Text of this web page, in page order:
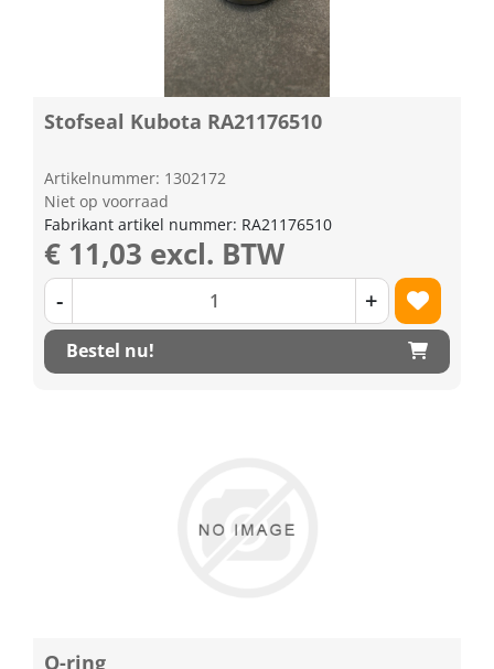
Stofseal Kubota RA21176510
Artikelnummer: 1302172
Niet op voorraad
Fabrikant artikel nummer: RA21176510
€ 11,03 excl. BTW
- +
Bestel nu!
O-ring